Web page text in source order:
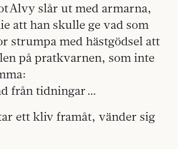
Alvy slår ut med armarna,
att han skulle ge vad som
strumpa med hästgödsel att
på pratkvarnen, som inte
från tidningar …
ett kliv framåt, vänder sig